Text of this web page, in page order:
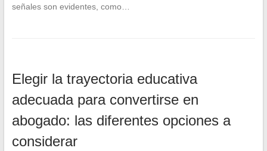
señales son evidentes, como…
Elegir la trayectoria educativa
adecuada para convertirse en
abogado: las diferentes opciones a
considerar